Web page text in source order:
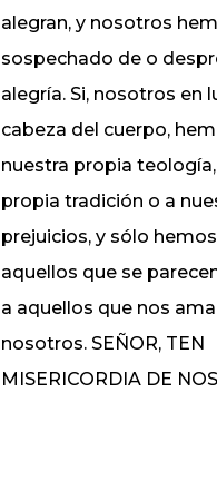
alegran, y nosotros
sospechado de o
alegría. Si, nosotros en
cabeza del cuerpo,
nuestra propia
propia tradición o a
prejuicios, y sólo
aquellos que se
a aquellos que nos
nosotros. SEÑOR, TEN
MISERICORDIA DE